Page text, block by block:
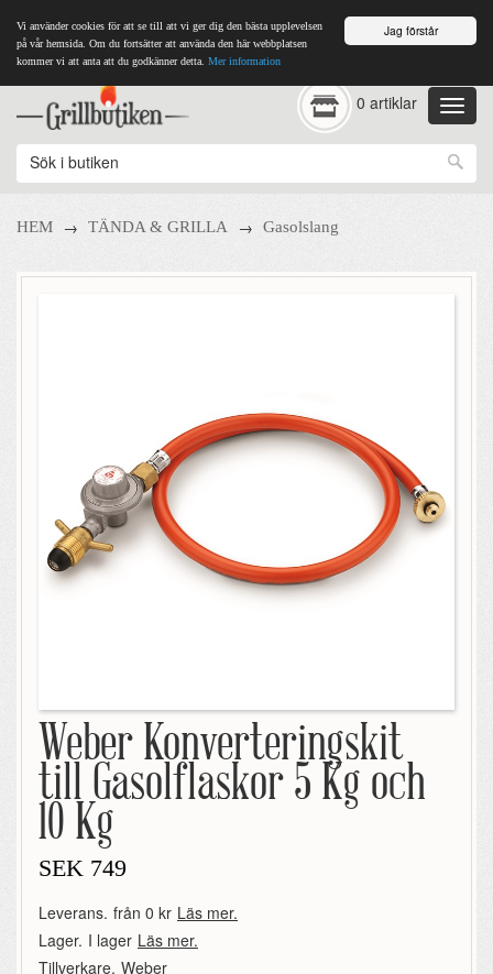
Jag förstår
Vi använder cookies för att se till att vi ger dig den bästa upplevelsen
på vår hemsida. Om du fortsätter att använda den här webbplatsen
kommer vi att anta att du godkänner detta. Mer information
0 artiklar
HEM → TÄNDA & GRILLA → Gasolslang
Weber Konverteringskit
till Gasolflaskor 5 Kg och
10 Kg
SEK 749
Leverans. från 0 kr Läs mer.
Lager. I lager Läs mer.
Tillverkare. Weber